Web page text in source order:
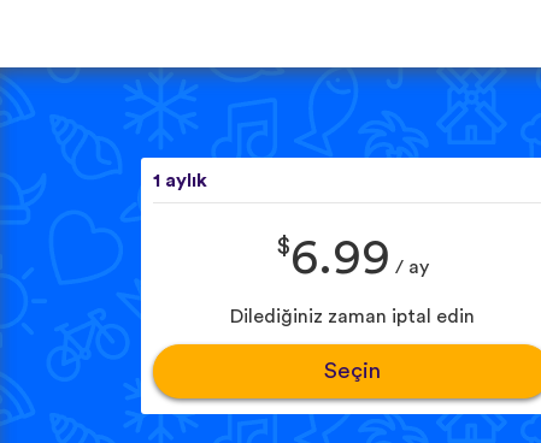
1 aylık
$6.99 / ay
Dilediğiniz zaman iptal edin
Seçin